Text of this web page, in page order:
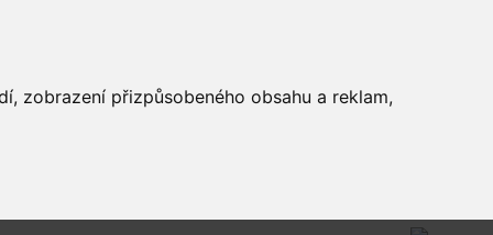
zobrazení přizpůsobeného obsahu a reklam,